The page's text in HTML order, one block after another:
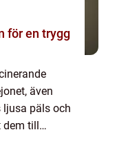
även
ljusa päls och
dem till